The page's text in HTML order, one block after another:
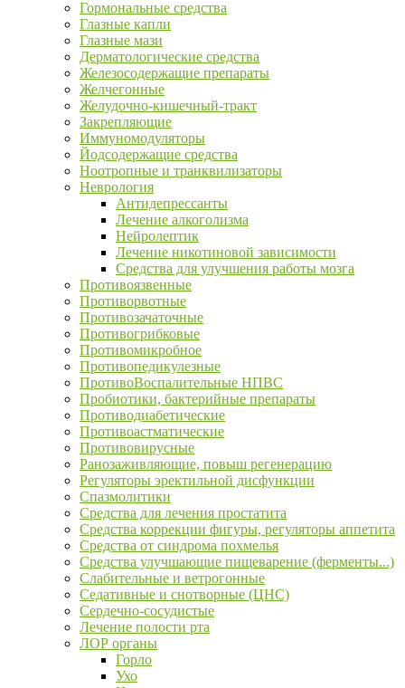
Гормональные средства
Глазные капли
Глазные мази
Дерматологические средства
Железосодержащие препараты
Желчегонные
Желудочно-кишечный-тракт
Закрепляющие
Иммуномодуляторы
Йодсодержащие средства
Ноотропные и транквилизаторы
Неврология
Антидепрессанты
Лечение алкоголизма
Нейролептик
Лечение никотиновой зависимости
Средства для улучшения работы мозга
Противоязвенные
Противорвотные
Противозачаточные
Противогрибковые
Противомикробное
Противопедикулезные
ПротивоВоспалительные НПВС
Пробиотики, бактерийные препараты
Противодиабетические
Противоастматические
Противовирусные
Ранозаживляющие, повыш регенерацию
Регуляторы эректильной дисфункции
Спазмолитики
Средства для лечения простатита
Средства коррекции фигуры, регуляторы аппетита
Средства от синдрома похмелья
Средства улучшающие пищеварение (ферменты...)
Слабительные и ветрогонные
Седативные и снотворные (ЦНС)
Сердечно-сосудистые
Лечение полости рта
ЛОР органы
Горло
Ухо